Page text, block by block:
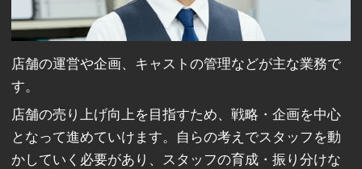
店舗の運営や企画、キャストの管理などが主な業務で
す。
店舗の売り上げ向上を目指すため、戦略・企画を中心
となって進めていけます。自らの考えでスタッフを動
かしていく必要があり、スタッフの育成・振り分けな